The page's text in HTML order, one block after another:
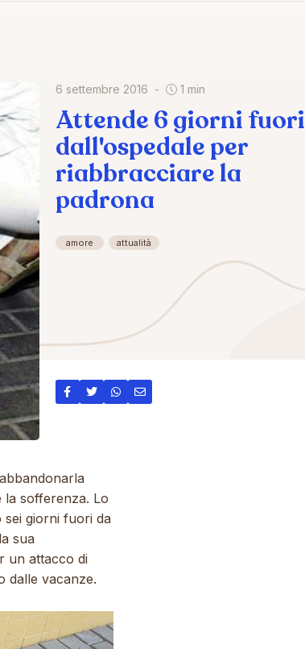
6 settembre 2016 1 min
Attende 6 giorni fuori
dall'ospedale per
riabbracciare la
padrona
amore attualità
la sofferenza. Lo
sei giorni fuori da
sua
un attacco di
dalle vacanze.